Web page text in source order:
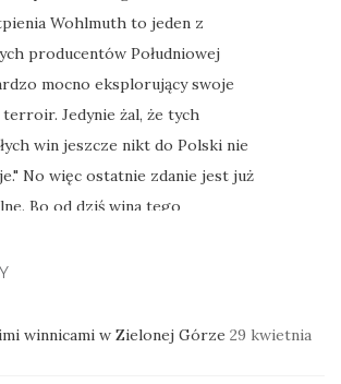
winnicami w Zielonej Górze 29 kwietnia